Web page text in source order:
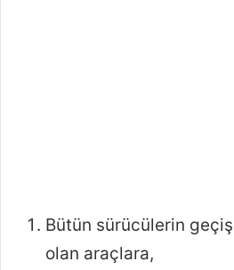
Bütün sürücülerin
olan araçlara,